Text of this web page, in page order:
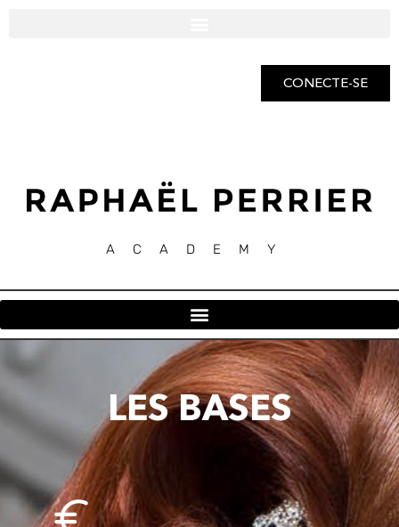
CONECTE-SE
ACADEMY
LES BASES